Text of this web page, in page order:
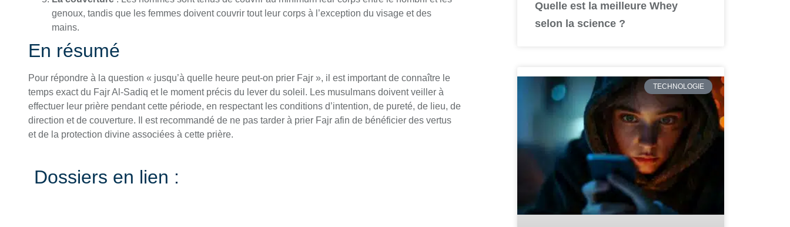
genoux, tandis que les femmes doivent couvrir tout leur corps à l’exception du visage et des
mains.
En résumé
Pour répondre à la question « jusqu’à quelle heure peut-on prier Fajr », il est important de connaître le
temps exact du Fajr Al-Sadiq et le moment précis du lever du soleil. Les musulmans doivent veiller à
effectuer leur prière pendant cette période, en respectant les conditions d’intention, de pureté, de lieu, de
direction et de couverture. Il est recommandé de ne pas tarder à prier Fajr afin de bénéficier des vertus
et de la protection divine associées à cette prière.
Dossiers en lien :
Quelle est la meilleure Whey
selon la science ?
TECHNOLOGIE